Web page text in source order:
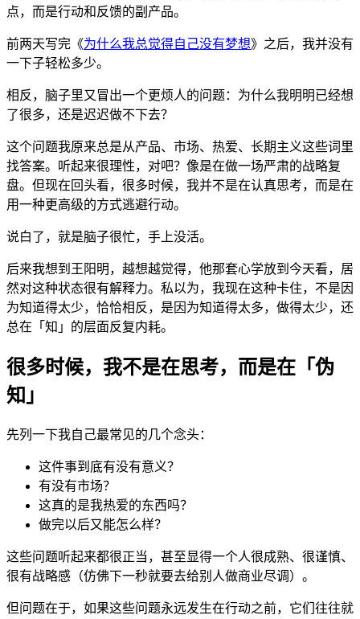
点，而是行动和反馈的副产品。
前两天写完《为什么我总觉得自己没有梦想》之后，我并没有
一下子轻松多少。
相反，脑子里又冒出一个更烦人的问题：为什么我明明已经想
了很多，还是迟迟做不下去？
这个问题我原来总是从产品、市场、热爱、长期主义这些词里
找答案。听起来很理性，对吧？像是在做一场严肃的战略复
盘。但现在回头看，很多时候，我并不是在认真思考，而是在
用一种更高级的方式逃避行动。
说白了，就是脑子很忙，手上没活。
后来我想到王阳明，越想越觉得，他那套心学放到今天看，居
然对这种状态很有解释力。私以为，我现在这种卡住，不是因
为知道得太少，恰恰相反，是因为知道得太多，做得太少，还
总在「知」的层面反复内耗。
很多时候，我不是在思考，而是在「伪
知」
先列一下我自己最常见的几个念头：
这件事到底有没有意义？
有没有市场？
这真的是我热爱的东西吗？
做完以后又能怎么样？
这些问题听起来都很正当，甚至显得一个人很成熟、很谨慎、
很有战略感（仿佛下一秒就要去给别人做商业尽调）。
但问题在于，如果这些问题永远发生在行动之前，它们往往就